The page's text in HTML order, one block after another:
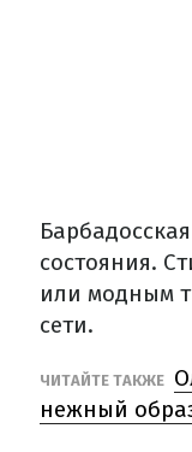
состояния.
или модным
сети.
ЧИТАЙТЕ ТАКЖЕ
нежный